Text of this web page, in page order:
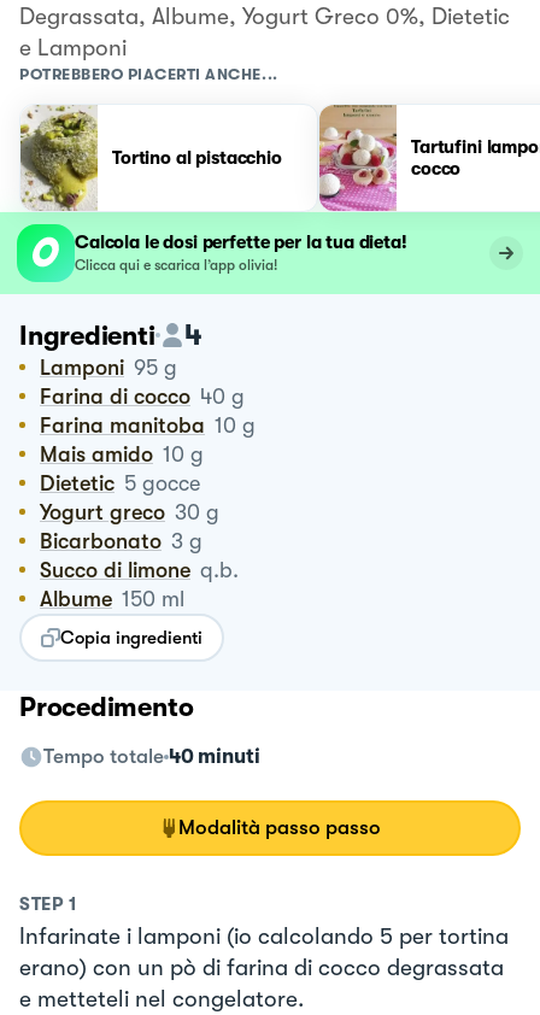
Degrassata, Albume, Yogurt Greco 0%, Dietetic
e Lamponi
POTREBBERO PIACERTI ANCHE...
Tortino al pistacchio
Tartufini
cocco
Calcola le dosi perfette per la tua dieta!
Clicca qui e scarica l’app olivia!
Ingredienti 4
Lamponi 95 g
Farina di cocco 40 g
Farina manitoba 10 g
Mais amido 10 g
Dietetic 5 gocce
Yogurt greco 30 g
Bicarbonato 3 g
Succo di limone q.b.
Albume 150 ml
Copia ingredienti
Procedimento
Tempo totale 40 minuti
Modalità passo passo
STEP 1
Infarinate i lamponi (io calcolando 5 per tortina
erano) con un pò di farina di cocco degrassata
e metteteli nel congelatore.